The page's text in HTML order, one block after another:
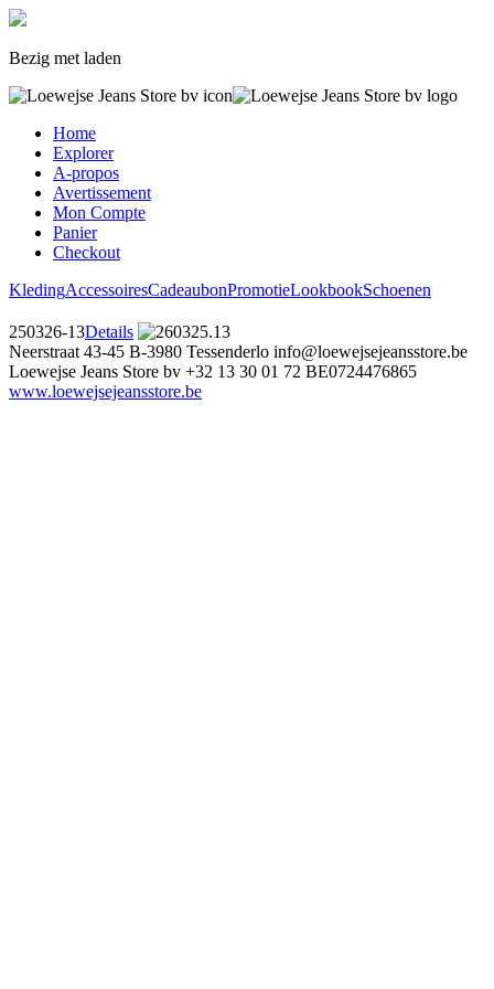
Bezig met laden
Home
Explorer
A-propos
Avertissement
Mon Compte
Panier
Checkout
KledingAccessoiresCadeaubonPromotieLookbookSchoenen
250326-13Details
Neerstraat 43-45 B-3980 Tessenderlo info@loewejsejeansstore.be
Loewejse Jeans Store bv +32 13 30 01 72 BE0724476865
www.loewejsejeansstore.be